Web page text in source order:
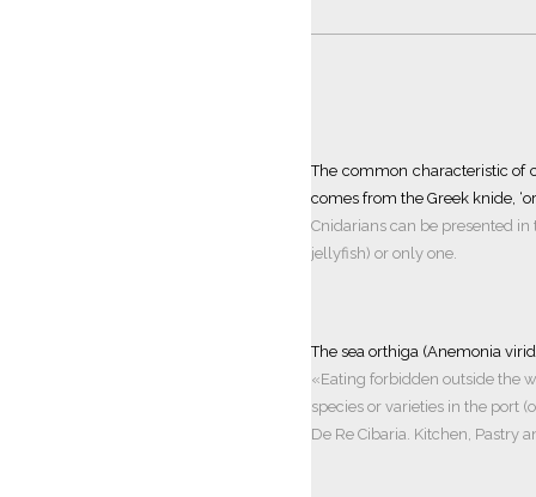
The common characteristic of
comes from the Greek knide,
Cnidarians can be presented
jellyfish) or only one.
The sea orthiga (Anemonia
«Eating forbidden outside the
species or varieties in the port
De Re Cibaria. Kitchen, Pastry